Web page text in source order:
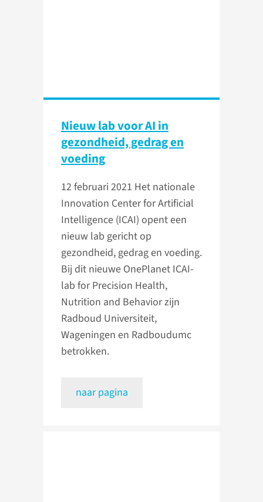
Nieuw lab voor AI in
gezondheid, gedrag en
voeding
12 februari 2021 Het nationale
Innovation Center for Artificial
Intelligence (ICAI) opent een
nieuw lab gericht op
gezondheid, gedrag en voeding.
Bij dit nieuwe OnePlanet ICAI-
lab for Precision Health,
Nutrition and Behavior zijn
Radboud Universiteit,
Wageningen en Radboudumc
betrokken.
naar pagina